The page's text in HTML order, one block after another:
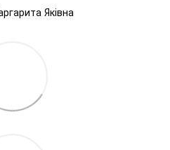
Яківна